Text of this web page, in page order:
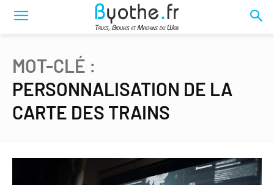
MOT-CLÉ :
PERSONNALISATION DE LA
CARTE DES TRAINS